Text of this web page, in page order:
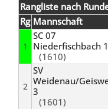
Rangliste nach
Rg Mannschaft
1
SC 07
Niederfischbach 1
(1610)
2
SV
Weidenau/
3
(1601)